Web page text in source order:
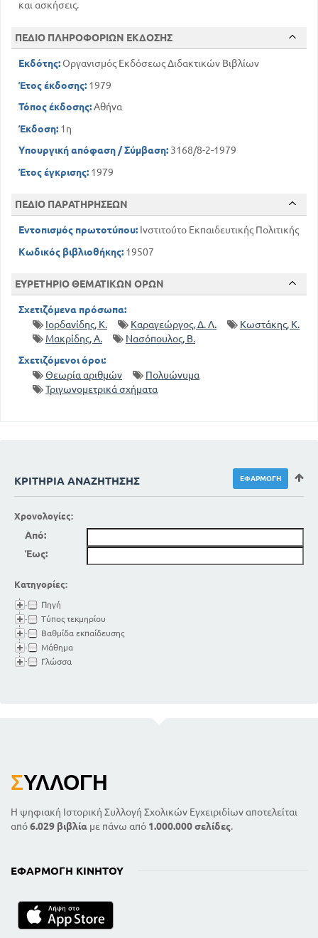
και ασκήσεις.
ΠΕΔΙΟ ΠΛΗΡΟΦΟΡΙΩΝ ΕΚΔΟΣΗΣ
Εκδότης:Οργανισμός Εκδόσεως Διδακτικών Βιβλίων
Έτος έκδοσης: 1979
Τόπος έκδοσης:Αθήνα
Έκδοση: 1η
Υπουργική απόφαση / Σύμβαση: 3168/8-2-1979
Έτος έγκρισης: 1979
ΠΕΔΙΟ ΠΑΡΑΤΗΡΗΣΕΩΝ
Εντοπισμός πρωτοτύπου: Ινστιτούτο Εκπαιδευτικής Πολιτικής
Κωδικός βιβλιοθήκης: 19507
ΕΥΡΕΤΗΡΙΟ ΘΕΜΑΤΙΚΩΝ ΟΡΩΝ
Σχετιζόμενα πρόσωπα:
Ιορδανίδης, Κ.
Καραγεώργος, Δ. Λ.
Κωστάκης, Κ.
Μακρίδης, Α.
Νασόπουλος, Β.
Σχετιζόμενοι όροι:
Θεωρία αριθμών
Πολυώνυμα
Τριγωνομετρικά σχήματα
ΚΡΙΤΉΡΙΑ ΑΝΑΖΉΤΗΣΗΣ
Χρονολογίες:
Από:
Έως:
Κατηγορίες:
Πηγή
Τύπος τεκμηρίου
Βαθμίδα εκπαίδευσης
Μάθημα
Γλώσσα
ΣΥΛΛΟΓΉ
Η ψηφιακή Ιστορική Συλλογή Σχολικών Εγχειριδίων αποτελείται
από6.029 βιβλία με πάνω από 1.000.000 σελίδες.
ΕΦΑΡΜΟΓΉ ΚΙΝΗΤΟΎ